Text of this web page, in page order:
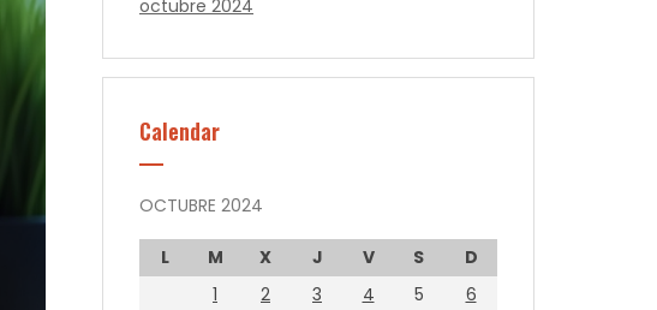
octubre 2024
Calendar
OCTUBRE 2024
L M X J V S
D
1
2 3 4 5
6